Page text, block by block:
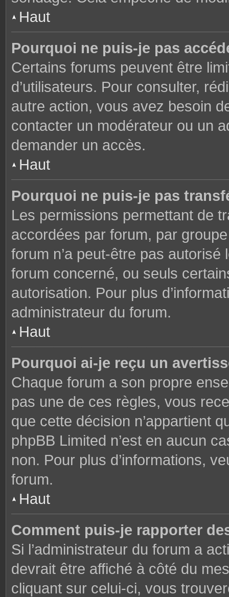
Haut
Pourquoi ne puis-je pas
Certains forums peuvent être
d’utilisateurs. Pour consulter,
autre action, vous avez besoin
contacter un modérateur ou un
demander un accès.
Haut
Pourquoi ne puis-je pas
Les permissions permettant de
accordées par forum, par
forum n’a peut-être pas
forum concerné, ou seuls
autorisation. Pour plus
administrateur du forum.
Haut
Pourquoi ai-je reçu un
Chaque forum a son propre
pas une de ces règles, vous
que cette décision n’appartient
phpBB Limited n’est en aucun
non. Pour plus d’informations,
forum.
Haut
Comment puis-je rapporter
Si l’administrateur du forum a
devrait être affiché à côté du
cliquant sur celui-ci, vous